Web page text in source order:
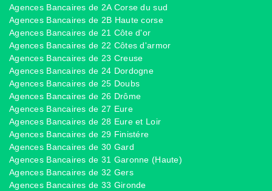
Agences Bancaires de 2A Corse du sud
Agences Bancaires de 2B Haute corse
Agences Bancaires de 21 Côte d'or
Agences Bancaires de 22 Côtes d'armor
Agences Bancaires de 23 Creuse
Agences Bancaires de 24 Dordogne
Agences Bancaires de 25 Doubs
Agences Bancaires de 26 Drôme
Agences Bancaires de 27 Eure
Agences Bancaires de 28 Eure et Loir
Agences Bancaires de 29 Finistére
Agences Bancaires de 30 Gard
Agences Bancaires de 31 Garonne (Haute)
Agences Bancaires de 32 Gers
Agences Bancaires de 33 Gironde